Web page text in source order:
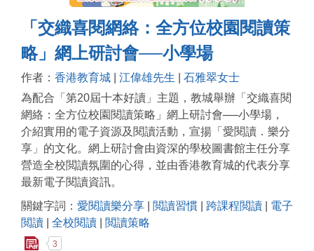
「交織喜閱網絡：全方位校園閱讀策
略」網上研討會──小學場
作者： 香港教育城 江偉雄先生
石雅翠女士
為配合「第20屆十本好讀」主題，教城舉辦「交織喜閱
網絡：全方位校園閱讀策略」網上研討會──小學場，
介紹實用的電子資源及閱讀活動，宣揚「愛閱讀．樂分
享」的文化。網上研討會由資深的學校圖書館主任分享
營造全校閲讀氛圍的心得，並由香港教育城的代表分享
最新電子閱讀資訊。
關鍵字詞： 愛閱讀樂分享 閲讀習慣 跨課程閲讀
電子
閲讀
全校閱讀 閲讀策略
3